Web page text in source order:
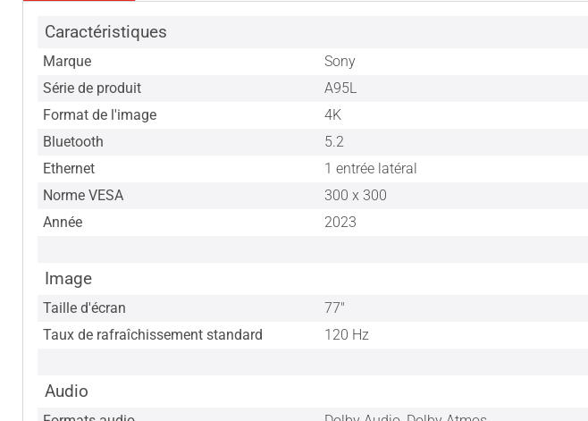
Caractéristiques
Marque
Sony
Série de produit
A95L
Format de l'image
4K
Bluetooth
5.2
Ethernet
1 entrée latéral
Norme VESA
300 x 300
Année
2023
Image
Taille d'écran
77"
Taux de rafraîchissement standard
120 Hz
Audio